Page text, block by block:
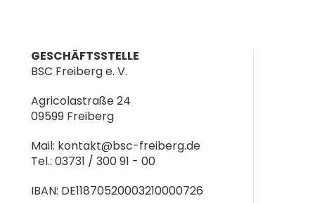
GESCHÄFTSSTELLE
BSC Freiberg e. V.
Agricolastraße 24
09599 Freiberg
Mail: kontakt@bsc-freiberg.de
Tel.: 03731 / 300 91 - 00
IBAN: DE11870520003210000726